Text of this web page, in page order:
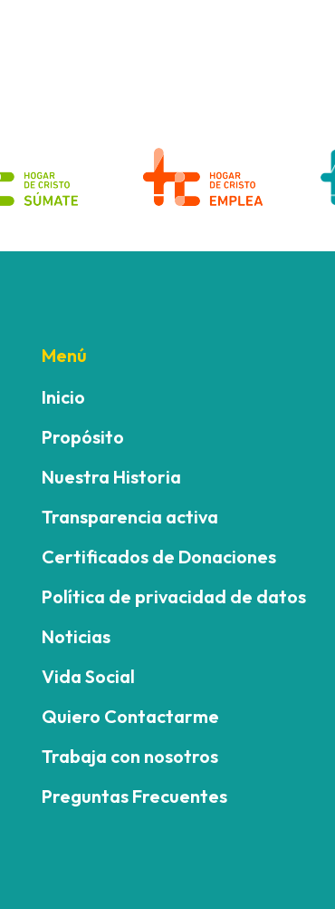
Menú
Inicio
Propósito
Nuestra Historia
Transparencia activa
Certificados de Donaciones
Política de privacidad de datos
Noticias
Vida Social
Quiero Contactarme
Trabaja con nosotros
Preguntas Frecuentes